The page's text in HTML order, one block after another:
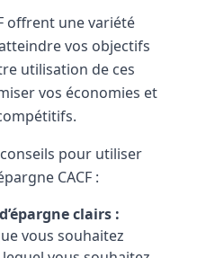
offrent une variété
vos objectifs
utilisation de ces
vos économies et
pour utiliser
CACF :
clairs :
vous souhaitez